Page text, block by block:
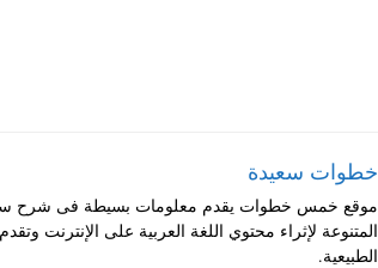
خطوات سعيدة
موقع خمس خطوات يقدم معلومات بسيطة فى شرح
المتنوعة لإثراء محتوي اللغة العربية على الإنترنت
الطبيعية.